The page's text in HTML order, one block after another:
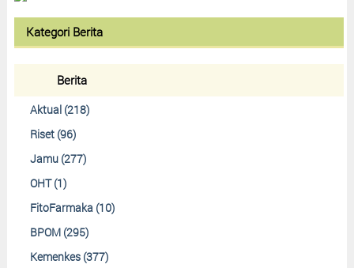
Kategori Berita
Berita
Aktual (218)
Riset (96)
Jamu (277)
OHT (1)
FitoFarmaka (10)
BPOM (295)
Kemenkes (377)